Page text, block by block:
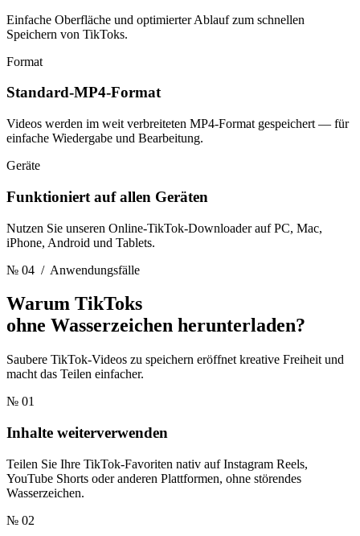
Einfache Oberfläche und optimierter Ablauf zum schnellen
Speichern von TikToks.
Format
Standard-MP4-Format
Videos werden im weit verbreiteten MP4-Format gespeichert — für
einfache Wiedergabe und Bearbeitung.
Geräte
Funktioniert auf allen Geräten
Nutzen Sie unseren Online-TikTok-Downloader auf PC, Mac,
iPhone, Android und Tablets.
№ 04 / Anwendungsfälle
Warum TikToks
ohne Wasserzeichen herunterladen?
Saubere TikTok-Videos zu speichern eröffnet kreative Freiheit und
macht das Teilen einfacher.
№ 01
Inhalte weiterverwenden
Teilen Sie Ihre TikTok-Favoriten nativ auf Instagram Reels,
YouTube Shorts oder anderen Plattformen, ohne störendes
Wasserzeichen.
№ 02